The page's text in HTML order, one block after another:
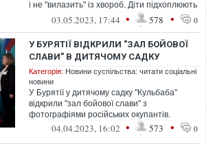
і не "вилазить" із хвороб. Діти підхоплюють
соплі та кашель та с...
03.05.2023, 17:44 • 578 • 0
У БУРЯТІЇ ВІДКРИЛИ "ЗАЛ БОЙОВОЇ
СЛАВИ" В ДИТЯЧОМУ САДКУ
Категорія: Новини суспільства: читати соціальні
новини
У Бурятії у дитячому садку "Кульбаба"
відкрили "зал бойової слави" з
фотографіями російських окупантів.
04.04.2023, 16:02 • 573 • 0